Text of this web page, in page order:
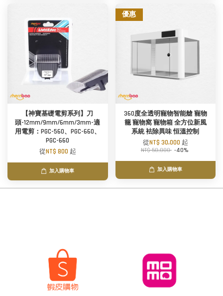
【神寶基礎電剪系列】刀
頭-12mm/9mm/6mm/3mm-適
用電剪：PGC-560、PGC-660、
PGC-660
從NT$ 800 起
加入購物車
優惠
360度全透明寵物智能艙 寵物
籠 寵物窩 寵物箱 全方位新風
系統 袪除異味 恒溫控制
從NT$ 30,000 起
NT$ 50,000 -40%
加入購物車